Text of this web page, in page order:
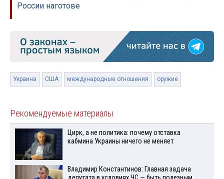
России наготове
Украина США международные отношения оружие
Рекомендуемые материалы
Цирк, а не политика: почему отставка
кабмина Украины ничего не меняет
Владимир Константинов: Главная задача